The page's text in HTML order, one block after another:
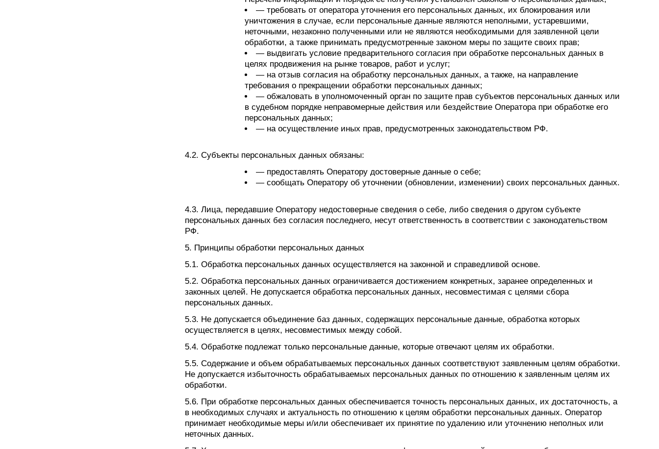
— требовать от оператора уточнения его персональных данных, их блокирования или
уничтожения в случае, если персональные данные являются неполными, устаревшими,
неточными, незаконно полученными или не являются необходимыми для заявленной цели
обработки, а также принимать предусмотренные законом меры по защите своих прав;
— выдвигать условие предварительного согласия при обработке персональных данных в
целях продвижения на рынке товаров, работ и услуг;
— на отзыв согласия на обработку персональных данных, а также, на направление
требования о прекращении обработки персональных данных;
— обжаловать в уполномоченный орган по защите прав субъектов персональных данных или
в судебном порядке неправомерные действия или бездействие Оператора при обработке его
персональных данных;
— на осуществление иных прав, предусмотренных законодательством РФ.
4.2. Субъекты персональных данных обязаны:
— предоставлять Оператору достоверные данные о себе;
— сообщать Оператору об уточнении (обновлении, изменении) своих персональных данных.
4.3. Лица, передавшие Оператору недостоверные сведения о себе, либо сведения о другом субъекте
персональных данных без согласия последнего, несут ответственность в соответствии с законодательством
РФ.
5. Принципы обработки персональных данных
5.1. Обработка персональных данных осуществляется на законной и справедливой основе.
5.2. Обработка персональных данных ограничивается достижением конкретных, заранее определенных и
законных целей. Не допускается обработка персональных данных, несовместимая с целями сбора
персональных данных.
5.3. Не допускается объединение баз данных, содержащих персональные данные, обработка которых
осуществляется в целях, несовместимых между собой.
5.4. Обработке подлежат только персональные данные, которые отвечают целям их обработки.
5.5. Содержание и объем обрабатываемых персональных данных соответствуют заявленным целям обработки.
Не допускается избыточность обрабатываемых персональных данных по отношению к заявленным целям их
обработки.
5.6. При обработке персональных данных обеспечивается точность персональных данных, их достаточность, а
в необходимых случаях и актуальность по отношению к целям обработки персональных данных. Оператор
принимает необходимые меры и/или обеспечивает их принятие по удалению или уточнению неполных или
неточных данных.